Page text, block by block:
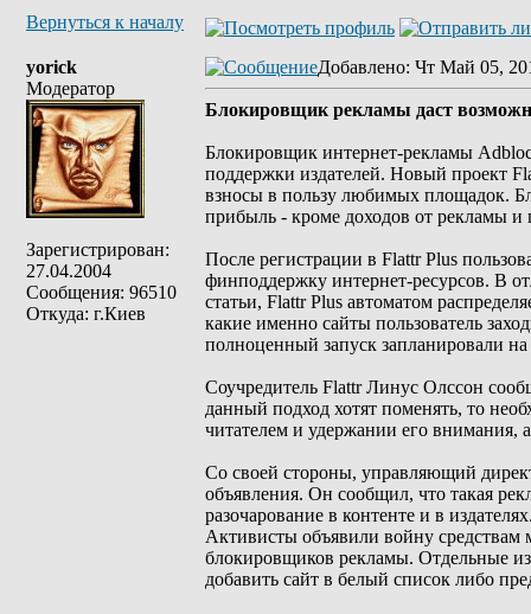
Вернуться к началу
yorick
Модератор
Зарегистрирован:
27.04.2004
Сообщения: 96510
Откуда: г.Киев
Добавлено: Чт Май 05,
Блокировщик рекламы даст
Блокировщик интернет-рекламы
поддержки издателей. Новый проект
взносы в пользу любимых площадок.
прибыль - кроме доходов от рекламы и
После регистрации в Flattr Plus
финподдержку интернет-ресурсов. В
статьи, Flattr Plus автоматом
какие именно сайты пользователь
полноценный запуск запланировали на
Соучредитель Flattr Линус Олссон
данный подход хотят поменять, то
читателем и удержании его внимания,
Со своей стороны, управляющий
объявления. Он сообщил, что такая
разочарование в контенте и в
Активисты объявили войну средствам
блокировщиков рекламы. Отдельные
добавить сайт в белый список либо